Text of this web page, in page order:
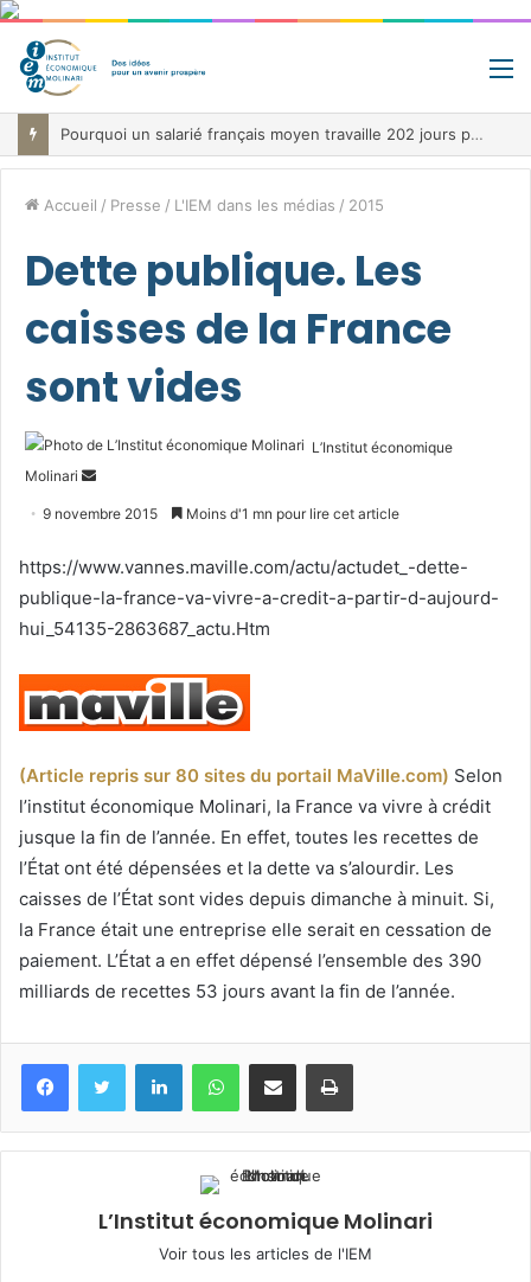
Pourquoi un salarié français moyen travaille 202 jours par an pour financer impôts et cotisations, un record dans toute l’Union européenne
Accueil / Presse / L'IEM dans les médias / 2015
Dette publique. Les
caisses de la France
sont vides
L’Institut économique
Molinari
Envoyer
9 novembre 2015 Moins d'1 mn pour lire cet article
https://www.vannes.maville.com/actu/actudet_-dette-
publique-la-france-va-vivre-a-credit-a-partir-d-aujourd-
hui_54135-2863687_actu.Htm
(Article repris sur 80 sites du portail MaVille.com) Selon
l’institut économique Molinari, la France va vivre à crédit
jusque la fin de l’année. En effet, toutes les recettes de
l’État ont été dépensées et la dette va s’alourdir. Les
caisses de l’État sont vides depuis dimanche à minuit. Si,
la France était une entreprise elle serait en cessation de
paiement. L’État a en effet dépensé l’ensemble des 390
milliards de recettes 53 jours avant la fin de l’année.
FacebookTwitter LinkedinWhatsApp
Partagez par mail Imprimez
L’Institut économique Molinari
Voir tous les articles de l'IEM